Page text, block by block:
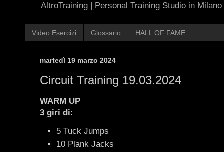
AltroTraining | Personal Training Studio in Milano
Video Esercizi Glossario HALL OF FAME
martedì 19 marzo 2024
Circuit Training 19.03.2024
WARM UP
3 giri di:
5 Tuck Jumps
10 Plank Jacks